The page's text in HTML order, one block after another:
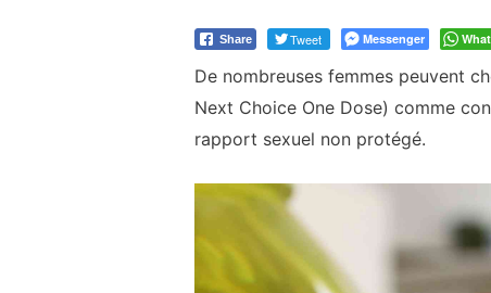
Share Tweet Messenger
De nombreuses femmes peuvent
Next Choice One Dose) comme
rapport sexuel non protégé.